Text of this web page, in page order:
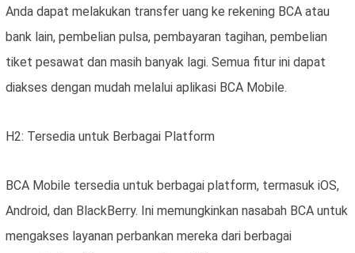
Anda dapat melakukan transfer uang ke rekening BCA atau
bank lain, pembelian pulsa, pembayaran tagihan, pembelian
tiket pesawat dan masih banyak lagi. Semua fitur ini dapat
diakses dengan mudah melalui aplikasi BCA Mobile.
H2: Tersedia untuk Berbagai Platform
BCA Mobile tersedia untuk berbagai platform, termasuk iOS,
Android, dan BlackBerry. Ini memungkinkan nasabah BCA untuk
mengakses layanan perbankan mereka dari berbagai